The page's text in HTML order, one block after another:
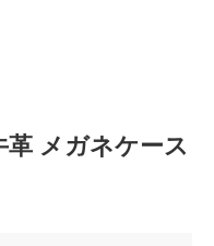
メガネケース